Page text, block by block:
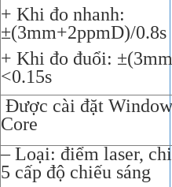
+ Khi đo nhanh:
±(3mm+2ppmD)/0.8s
+ Khi đo đuổi:
<0.15s
Được cài đặt
Core
– Loại: điểm laser,
5 cấp độ chiếu sáng